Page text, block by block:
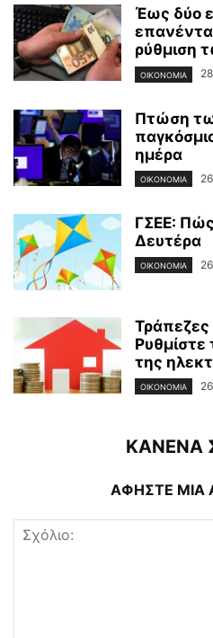
Έως δύο
ρύθμιση
ΟΙΚΟΝΟΜΊΑ
Πτώση
ημέρα
ΟΙΚΟΝΟΜΊΑ
ΓΣΕΕ:
Δευτέρα
ΟΙΚΟΝΟΜΊΑ
Τράπεζες
Ρυθμίστε
της
ΟΙΚΟΝΟΜΊΑ
ΚΑΝΕΝΑ
ΑΦΗΣΤΕ ΜΙΑ